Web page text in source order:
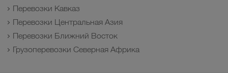
Перевозки Кавказ
Перевозки Центральная Азия
Перевозки Ближний Восток
Грузоперевозки Северная Африка